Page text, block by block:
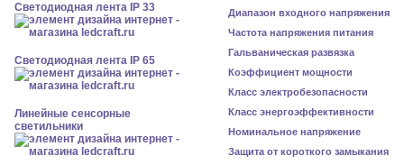
Светодиодная лента IP 33
Светодиодная лента IP 65
Линейные сенсорные
светильники
Диапазон входного напряжения
Частота напряжения питания
Гальваническая развязка
Коэффициент мощности
Класс электробезопасности
Класс энергоэффективности
Номинальное напряжение
Защита от короткого замыкания